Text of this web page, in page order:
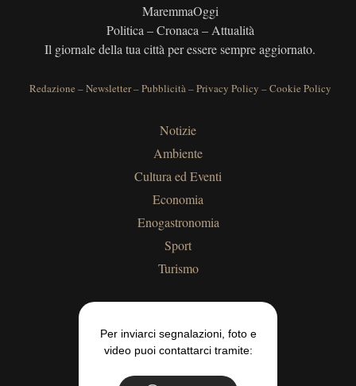
MaremmaOggi
Politica – Cronaca – Attualità
Il giornale della tua città per essere sempre aggiornato.
Redazione –Newsletter–Pubblicità–Privacy Policy –Cookie Policy
Notizie
Ambiente
Cultura ed Eventi
Economia
Enogastronomia
Sport
Turismo
Per inviarci segnalazioni, foto e
video puoi contattarci tramite: